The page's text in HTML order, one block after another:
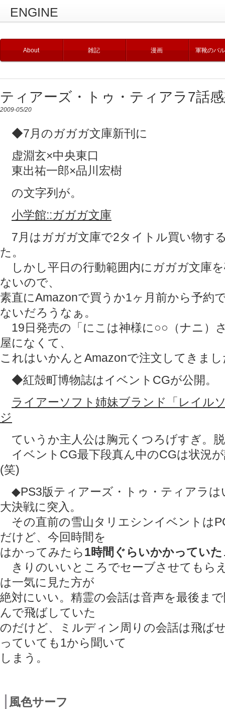
ENGINE
About 雑記 漫画 軍靴のバ
ティアーズ・トゥ・ティアラ7話
2009-05/20
◆7月のガガガ文庫新刊に
虚淵玄×中央東口
東出祐一郎×品川宏樹
の文字列が。
小学館::ガガガ文庫
7月はガガガ文庫で2タイトル買い物す
た。
しかし平日の行動範囲内にガガガ文庫
ないので、
素直にAmazonで買うか1ヶ月前から予約
ないだろうなぁ。
19日発売の「にこは神様に○○（ナニ）
屋になくて、
これはいかんとAmazonで注文してきま
◆紅殻町博物誌はイベントCGが公開。
ライアーソフト姉妹ブランド「レイル
ジ
ていうか主人公は胸元くつろげすぎ。
イベントCG最下段真ん中のCGは状況
(笑)
◆PS3版ティアーズ・トゥ・ティアラは
大決戦に突入。
その直前の雪山タリエシンイベントは
だけど、今回時間を
はかってみたら1時間ぐらいかかっていた
きりのいいところでセーブさせてもら
は一気に見た方が
絶対にいい。精霊の会話は音声を最後ま
んで飛ばしていた
のだけど、ミルディン周りの会話は飛ば
っていても1から聞いて
しまう。
風色サーフ